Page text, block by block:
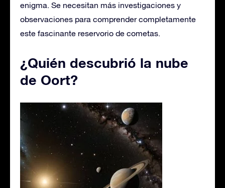
enigma. Se necesitan más investigaciones y
observaciones para comprender completamente
este fascinante reservorio de cometas.
¿Quién descubrió la nube
de Oort?